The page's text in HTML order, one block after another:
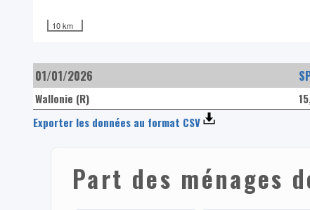
10 km
01/01/2026
Wallonie (R)
Exporter les données au format CSV
Part des ménages